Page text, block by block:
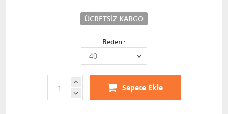
ÜCRETSIZ KARGO
Beden :
Sepete Ekle